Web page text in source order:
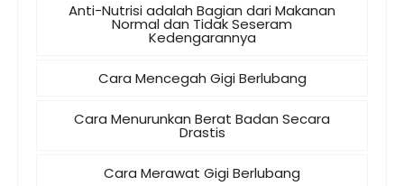
Anti-Nutrisi adalah Bagian dari Makanan
Normal dan Tidak Seseram
Kedengarannya
Cara Mencegah Gigi Berlubang
Cara Menurunkan Berat Badan Secara
Drastis
Cara Merawat Gigi Berlubang